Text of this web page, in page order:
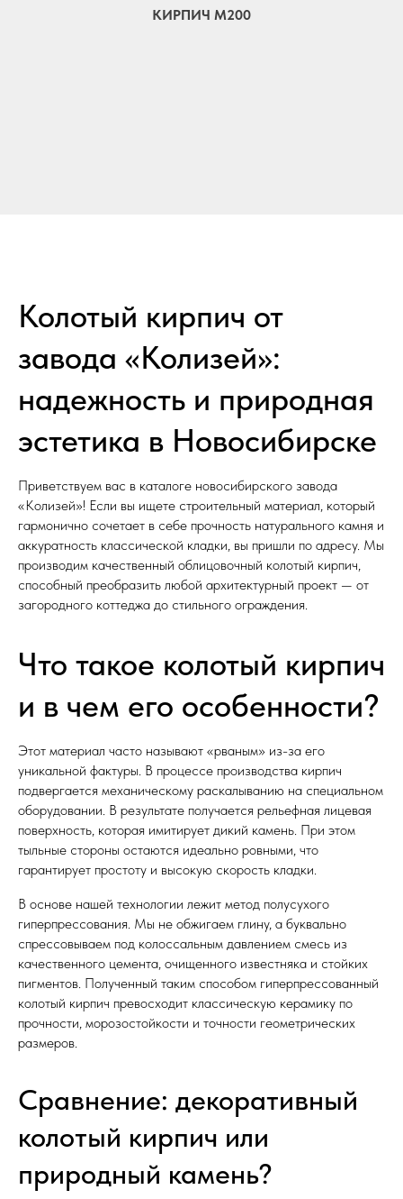
КИРПИЧ М200
Колотый кирпич от
завода «Колизей»:
надежность и природная
эстетика в Новосибирске
Приветствуем вас в каталоге новосибирского завода
«Колизей»! Если вы ищете строительный материал, который
гармонично сочетает в себе прочность натурального камня и
аккуратность классической кладки, вы пришли по адресу. Мы
производим качественный облицовочный колотый кирпич,
способный преобразить любой архитектурный проект — от
загородного коттеджа до стильного ограждения.
Что такое колотый кирпич
и в чем его особенности?
Этот материал часто называют «рваным» из-за его
уникальной фактуры. В процессе производства кирпич
подвергается механическому раскалыванию на специальном
оборудовании. В результате получается рельефная лицевая
поверхность, которая имитирует дикий камень. При этом
тыльные стороны остаются идеально ровными, что
гарантирует простоту и высокую скорость кладки.
В основе нашей технологии лежит метод полусухого
гиперпрессования. Мы не обжигаем глину, а буквально
спрессовываем под колоссальным давлением смесь из
качественного цемента, очищенного известняка и стойких
пигментов. Полученный таким способом гиперпрессованный
колотый кирпич превосходит классическую керамику по
прочности, морозостойкости и точности геометрических
размеров.
Сравнение: декоративный
колотый кирпич или
природный камень?